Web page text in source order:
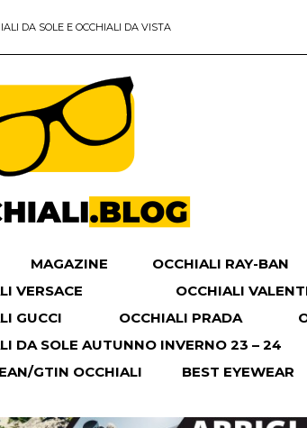
DA SOLE E OCCHIALI DA VISTA
MAGAZINE OCCHIALI RAY-BAN
VERSACE
OCCHIALI
GUCCI
OCCHIALI PRADA
DA SOLE AUTUNNO INVERNO 23 – 24
GTIN OCCHIALI
BEST EYEWEAR